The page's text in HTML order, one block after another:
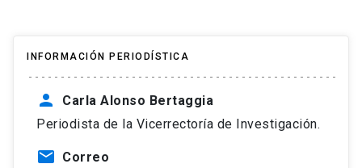
INFORMACIÓN PERIODÍSTICA
person
Carla Alonso Bertaggia
Periodista de la Vicerrectoría de Investigación.
mail Correo